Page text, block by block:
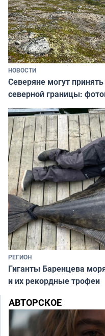
НОВОСТИ
Северяне могут
северной границы:
РЕГИОН
Гиганты Баренцева
и их рекордные трофеи
АВТОРСКОЕ